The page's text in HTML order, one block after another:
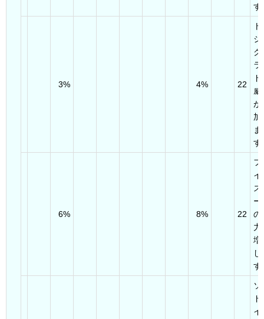
す
3% 4% 22
シ
ク
ラ
威
が
加
ま
す
6% 8% 22
フ
イ
ス
ー
の
力
増
す
ソ
イ